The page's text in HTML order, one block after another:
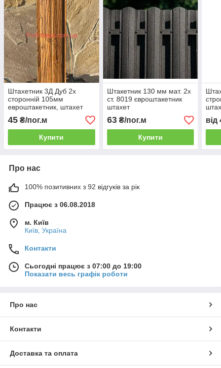
Штахетник 3Д Дуб 2х
сторонній 105мм
евроштакетник, штахет
Україна
45 ₴/пог.м
Купити
Штакетник 130 мм мат. 2х
ст. 8019 євроштакетник
штахет
63₴/пог.м
Купити
від
Про нас
100% позитивних з 92 відгуків за рік
Працює з 06.08.2018
м. Київ
Київ, Україна
Контакти
Сьогодні працює з 07:00 до 19:00
Показати весь графік роботи
Про нас
Контакти
Доставка та оплата